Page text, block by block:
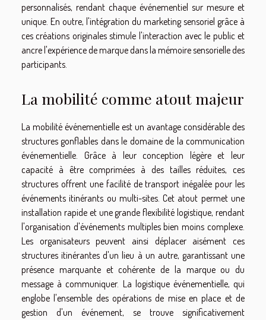
personnalisés, rendant chaque événementiel sur mesure et
unique. En outre, l'intégration du marketing sensoriel grâce à
ces créations originales stimule l'interaction avec le public et
ancre l'expérience de marque dans la mémoire sensorielle des
participants.
La mobilité comme atout majeur
La mobilité événementielle est un avantage considérable des
structures gonflables dans le domaine de la communication
événementielle. Grâce à leur conception légère et leur
capacité à être comprimées à des tailles réduites, ces
structures offrent une facilité de transport inégalée pour les
événements itinérants ou multi-sites. Cet atout permet une
installation rapide et une grande flexibilité logistique, rendant
l'organisation d'événements multiples bien moins complexe.
Les organisateurs peuvent ainsi déplacer aisément ces
structures itinérantes d'un lieu à un autre, garantissant une
présence marquante et cohérente de la marque ou du
message à communiquer. La logistique événementielle, qui
englobe l'ensemble des opérations de mise en place et de
gestion d'un événement, se trouve significativement